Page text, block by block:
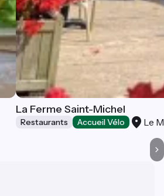
La Ferme Saint-Michel
Restaurants Accueil Vélo Le